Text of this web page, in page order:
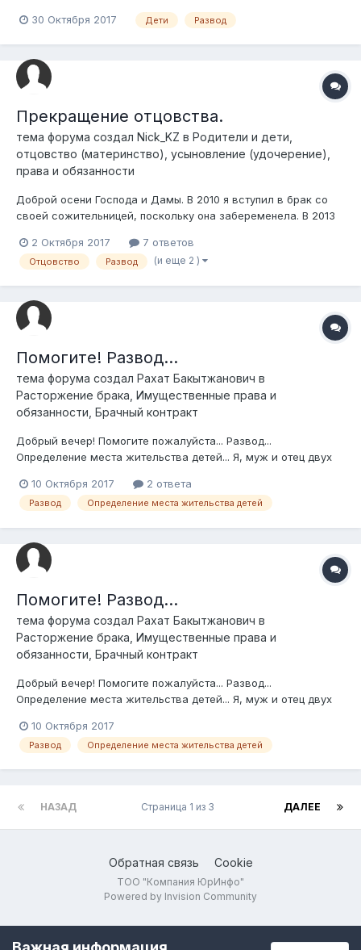
развод и на алименты.из общего имущества только бытовое
алкоголизмом мужа.
30 Октября 2017 Дети Развод
Прекращение отцовства.
тема форума создал Nick_KZ в Родители и дети,
отцовство (материнство), усыновление (удочерение),
права и обязанности
Доброй осени Господа и Дамы. В 2010 я вступил в брак со
своей сожительницей, поскольку она забеременела. В 2013
что дети не мои. Я сделал ДНК экспертизу в частном порядке
в Центре Гос Экспертизы в Самаре, и до последнего
2 Октября 2017 7 ответов
Отцовство Развод (и еще 2 )
Помогите! Развод...
тема форума создал Рахат Бакытжанович в
Расторжение брака, Имущественные права и
обязанности, Брачный контракт
Добрый вечер! Помогите пожалуйста... Развод...
Определение места жительства детей... Я, муж и отец двух
27 полных лет. Женился 2013 году. С тех пор живём с моими
родителями (частный дом в городе Талгар, 140 м² 12 соток
10 Октября 2017 2 ответа
Развод Определение места жительства детей
Помогите! Развод...
тема форума создал Рахат Бакытжанович в
Расторжение брака, Имущественные права и
обязанности, Брачный контракт
Добрый вечер! Помогите пожалуйста... Развод...
Определение места жительства детей... Я, муж и отец двух
27 полных лет. Женился 2013 году. С тех пор живём с моими
родителями (частный дом в городе Талгар, 140 м² 12 соток
10 Октября 2017
Развод Определение места жительства детей
НАЗАД ДАЛЕЕ
Страница 1 из 3
Обратная связь Cookie
ТОО "Компания ЮрИнфо"
Powered by Invision Community